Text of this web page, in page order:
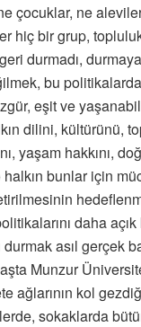
çocuklar, ne
hiç bir grup,
durmadı,
bu
eşit ve
dilini, kültürünü,
yaşam hakkını,
bunlar için
daha
asıl gerçek
Munzur
ağlarının kol
sokaklarda